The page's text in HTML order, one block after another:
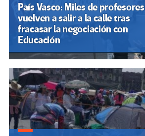
País Vasco: Miles de profesores
vuelven a salir a la calle tras
fracasar la negociación con
Educación